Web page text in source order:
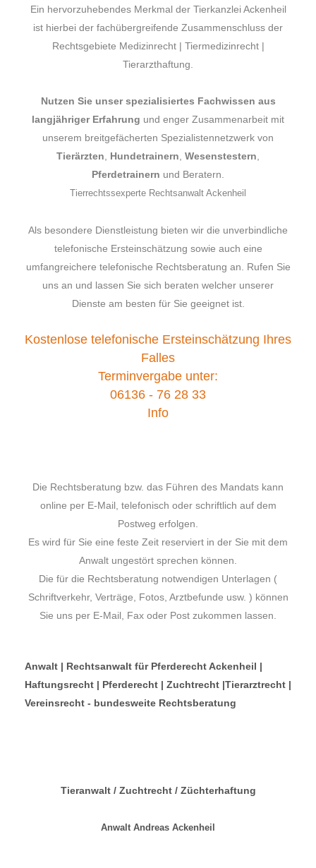
Ein hervorzuhebendes Merkmal der Tierkanzlei Ackenheil
ist hierbei der fachübergreifende Zusammenschluss der
Rechtsgebiete Medizinrecht | Tiermedizinrecht |
Tierarzthaftung.
Nutzen Sie unser spezialisiertes Fachwissen aus
langjähriger Erfahrung und enger Zusammenarbeit mit
unserem breitgefächerten Spezialistennetzwerk von
Tierärzten
Hundetrainern Wesenstestern
Pferdetrainern und Beratern.
Tierrechtssexperte Rechtsanwalt Ackenheil
Als besondere Dienstleistung bieten wir die unverbindliche
telefonische Ersteinschätzung sowie auch eine
umfangreichere telefonische Rechtsberatung an. Rufen Sie
uns an und lassen Sie sich beraten welcher unserer
Dienste am besten für Sie geeignet ist.
Kostenlose telefonische Ersteinschätzung Ihres
Falles
Terminvergabe unter:
06136 - 76 28 33
Info
Die Rechtsberatung bzw. das Führen des Mandats kann
online per E-Mail, telefonisch oder schriftlich auf dem
Postweg erfolgen.
Es wird für Sie eine feste Zeit reserviert in der Sie mit dem
Anwalt ungestört sprechen können.
Die für die Rechtsberatung notwendigen Unterlagen (
Schriftverkehr, Verträge, Fotos, Arztbefunde usw. ) können
Sie uns per E-Mail, Fax oder Post zukommen lassen.
Anwalt | Rechtsanwalt für Pferderecht Ackenheil |
Haftungsrecht | Pferderecht | Zuchtrecht |Tierarztrecht |
Vereinsrecht - bundesweite Rechtsberatung
Tieranwalt / Zuchtrecht / Züchterhaftung
Anwalt Andreas Ackenheil